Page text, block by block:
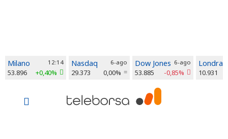
Milano 12:14
53.896 +0,40%
Nasdaq 6-ago
29.373 0,00%
Dow Jones 6-ago
53.885 -0,85%
Londra
10.931